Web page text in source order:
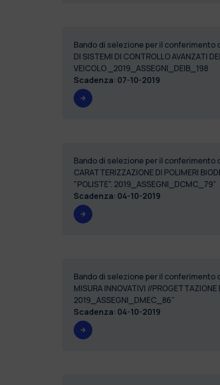
Bando di selezione per il conferimento
DI SISTEMI DI CONTROLLO AVANZATI
VEICOLO _2019_ASSEGNI_DEIB_198
Scadenza: 07-10-2019
Bando di selezione per il conferimento
CARATTERIZZAZIONE DI POLIMERI
"POLISTE". 2019_ASSEGNI_DCMC_79”
Scadenza: 04-10-2019
Bando di selezione per il conferimento
MISURA INNOVATIVI //
2019_ASSEGNI_DMEC_86”
Scadenza: 04-10-2019